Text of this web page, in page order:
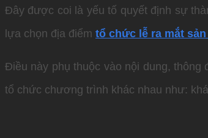
Đây được coi là yếu tố quyết định sự
lựa chọn địa điểm tổ chức lễ ra mắt sản
Điều này phụ thuộc vào nội dung,
tổ chức chương trình khác nhau như: